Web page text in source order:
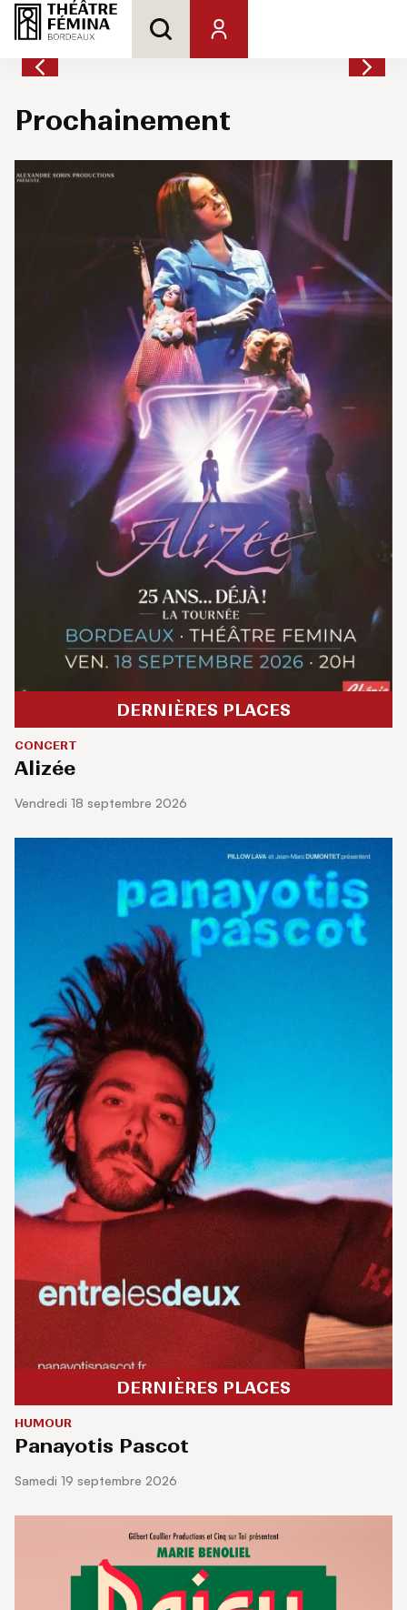
Prochainement
DERNIÈRES PLACES
CONCERT
Alizée
vendredi 18 septembre 2026
DERNIÈRES PLACES
HUMOUR
Panayotis Pascot
samedi 19 septembre 2026